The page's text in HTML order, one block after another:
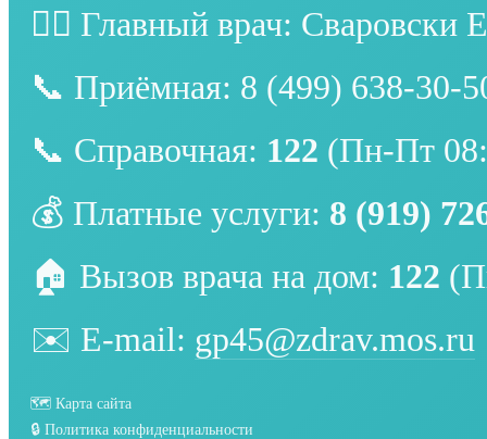
👨‍⚕️ Главный врач: Сваровски
📞 Приёмная: 8 (499) 638-30-
📞 Справочная: 122 (Пн-Пт
💰 Платные услуги: 8 (919)
🏠 Вызов врача на дом: 122
✉️ E-mail: gp45@zdrav.mos.ru
🗺️ Карта сайта
🔒 Политика конфиденциальности